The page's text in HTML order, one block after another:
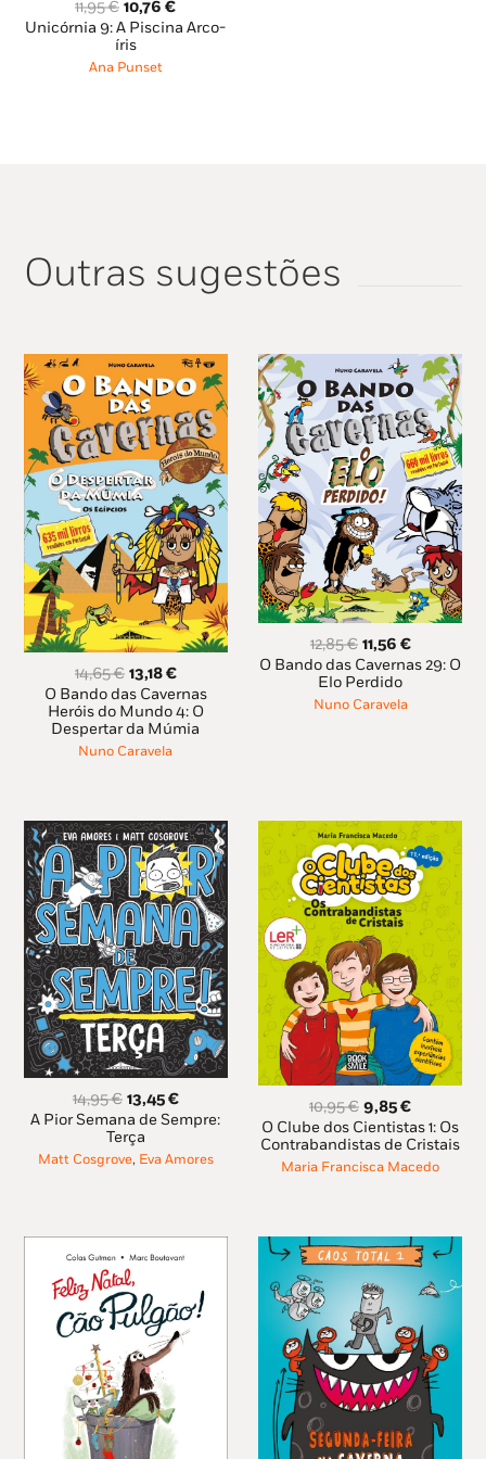
11,95€ O
preço
original
era:
10,76€O
preço
Unicórnia 9: A Piscina Arco-
íris
Ana Punset
Outras sugestões
14,65€ O
preço
original
era:
14,65 €.
13,18€O
preço
atual
é:
O Bando das Cavernas
Heróis do Mundo 4: O
Despertar da Múmia
Nuno Caravela
12,85€ O
preço
original
era:
11,56 €O
preço
O Bando das Cavernas 29: O
Elo Perdido
Nuno Caravela
14,95€ O
preço
original
era:
13,45€O
preço
é:
A Pior Semana de Sempre:
Terça
Matt Cosgrove, Eva Amores
10,95€ O
preço
original
era:
9,85€O
preço
atual
é:
O Clube dos Cientistas 1: Os
Contrabandistas de Cristais
Maria Francisca Macedo